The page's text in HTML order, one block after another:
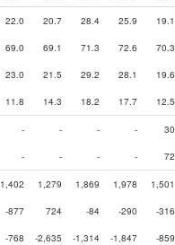
22.0 20.7 28.4 25.9 19.1
69.0 69.1 71.3 72.6 70.3
23.0 21.5 29.2 28.1 19.6
11.8 14.3 18.2 17.7 12.5
- - - - 30
- - - - 72
1,402 1,279 1,869 1,978 1,501
-877 724 -84 -290 -316
-768 -2,635 -1,314 -1,847 -859